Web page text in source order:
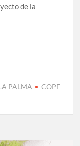
de la
PALMA
COPE